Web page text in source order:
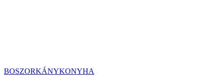
BOSZORKÁNYKONYHA